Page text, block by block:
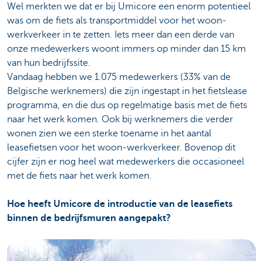
Wel merkten we dat er bij Umicore een enorm potentieel
was om de fiets als transportmiddel voor het woon-
werkverkeer in te zetten. Iets meer dan een derde van
onze medewerkers woont immers op minder dan 15 km
van hun bedrijfssite.
Vandaag hebben we 1.075 medewerkers (33% van de
Belgische werknemers) die zijn ingestapt in het fietslease
programma, en die dus op regelmatige basis met de fiets
naar het werk komen. Ook bij werknemers die verder
wonen zien we een sterke toename in het aantal
leasefietsen voor het woon-werkverkeer. Bovenop dit
cijfer zijn er nog heel wat medewerkers die occasioneel
met de fiets naar het werk komen.
Hoe heeft Umicore de introductie van de leasefiets
binnen de bedrijfsmuren aangepakt?